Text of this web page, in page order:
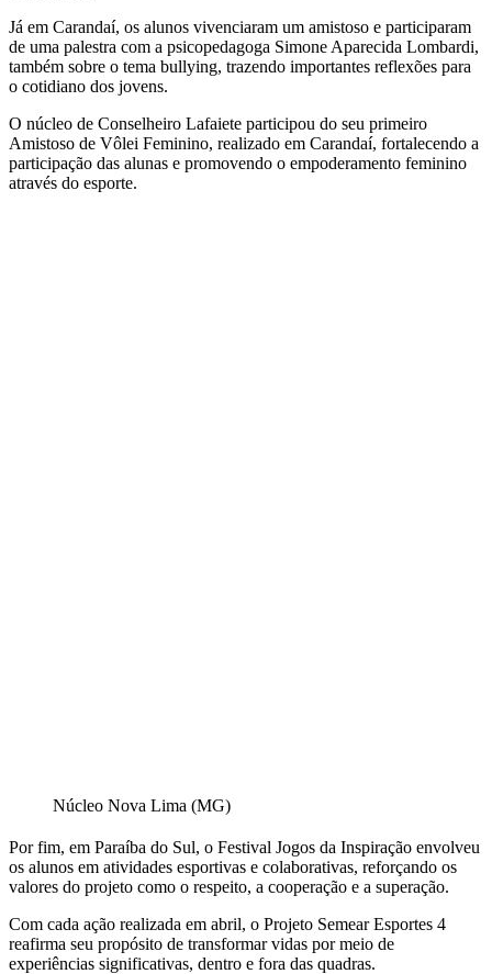
Já em Carandaí, os alunos vivenciaram um amistoso e participaram
de uma palestra com a psicopedagoga Simone Aparecida Lombardi,
também sobre o tema bullying, trazendo importantes reflexões para
o cotidiano dos jovens.
O núcleo de Conselheiro Lafaiete participou do seu primeiro
Amistoso de Vôlei Feminino, realizado em Carandaí, fortalecendo a
participação das alunas e promovendo o empoderamento feminino
através do esporte.
Núcleo Nova Lima (MG)
Por fim, em Paraíba do Sul, o Festival Jogos da Inspiração envolveu
os alunos em atividades esportivas e colaborativas, reforçando os
valores do projeto como o respeito, a cooperação e a superação.
Com cada ação realizada em abril, o Projeto Semear Esportes 4
reafirma seu propósito de transformar vidas por meio de
experiências significativas, dentro e fora das quadras.